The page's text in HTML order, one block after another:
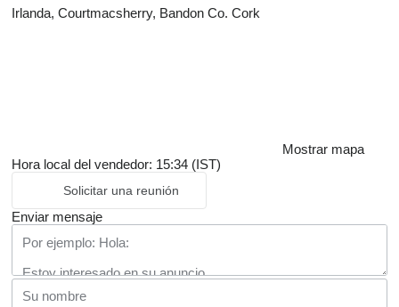
Irlanda, Courtmacsherry, Bandon Co. Cork
Mostrar mapa
Hora local del vendedor: 15:34 (IST)
Solicitar una reunión
Enviar mensaje